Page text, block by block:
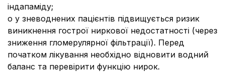
індапаміду;
o у зневоднених пацієнтів підвищується ризик
виникнення гострої ниркової недостатності (через
зниження гломерулярної фільтрації). Перед
початком лікування необхідно відновити водний
баланс та перевірити функцію нирок.